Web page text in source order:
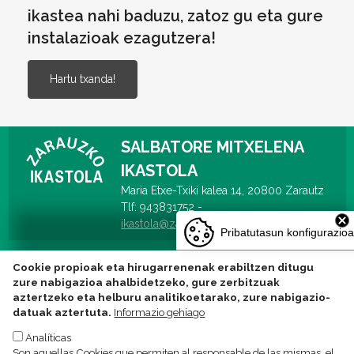
ikastea nahi baduzu, zatoz gu eta gure
instalazioak ezagutzera!
Hartu txanda!
SALBATORE MITXELENA
IKASTOLA
Maria Etxe-Txiki kalea 14, 20800 Zarautz
Tlf: 943831752 -
ikastola@zarauzkoikastola.eus
Pribatutasun konfigurazioa
Cookie propioak eta hirugarrenenak erabiltzen ditugu
zure nabigazioa ahalbidetzeko, gure zerbitzuak
aztertzeko eta helburu analitikoetarako, zure nabigazio-
datuak aztertuta. Informazio gehiago
Analíticas